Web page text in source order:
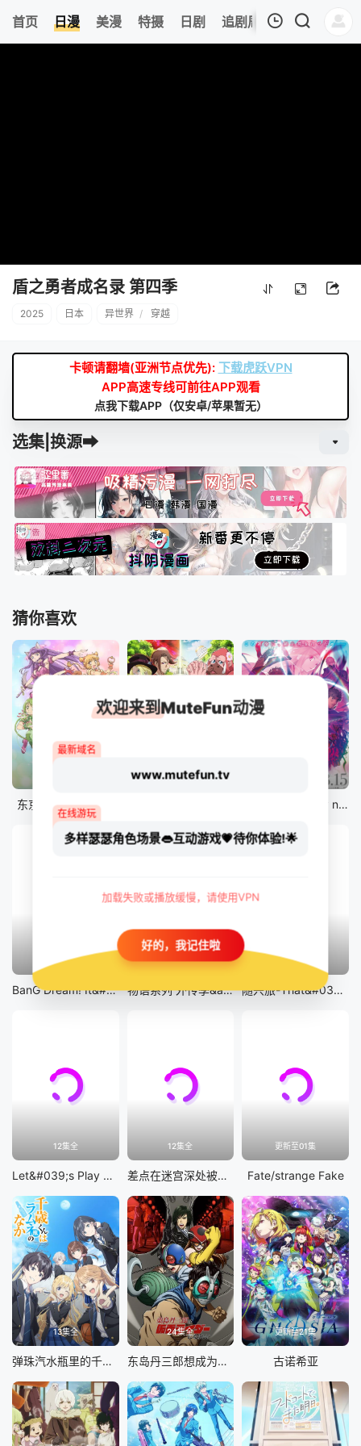
首页 日漫 美漫 特摄 日剧 追剧周表 今日更新
盾之勇者成名录 第四季
2025 日本 异世界 / 穿越
卡顿请翻墙(亚洲节点优先): 下载虎跃VPN
APP高速专线可前往APP观看
点我下载APP（仅安卓/苹果暂无）
选集|换源➡
猜你喜欢
东京猫猫 NEW～♡
12集全
剧场版 Fate/stay night [Heaven&#039;s Feel] III.spring song
13集全
BanG Dream! It&#039;s MyGO!!!!!
14集全
物语系列 外传季&amp;怪物季
12集全
随兴旅-That&#039;s Journey-
12集全
Let&#039;s Play 充满挑战的人生
12集全
差点在迷宫深处被信任的伙伴杀掉，但靠着天赐技能「无限扭蛋」获得等级9999的伙伴，我要向前队友和世界展开复仇&amp;「给他们好看！」
更新至01集
Fate/strange Fake
13集全
弹珠汽水瓶里的千岁同学
24集全
东岛丹三郎想成为假面骑士
更新至21集
古诺希亚
欢迎来到MuteFun动漫
最新域名
www.mutefun.tv
在线游玩
多样瑟瑟角色场景👄互动游戏💗待你体验!🌟
加载失败或播放缓慢，请使用VPN
好的，我记住啦